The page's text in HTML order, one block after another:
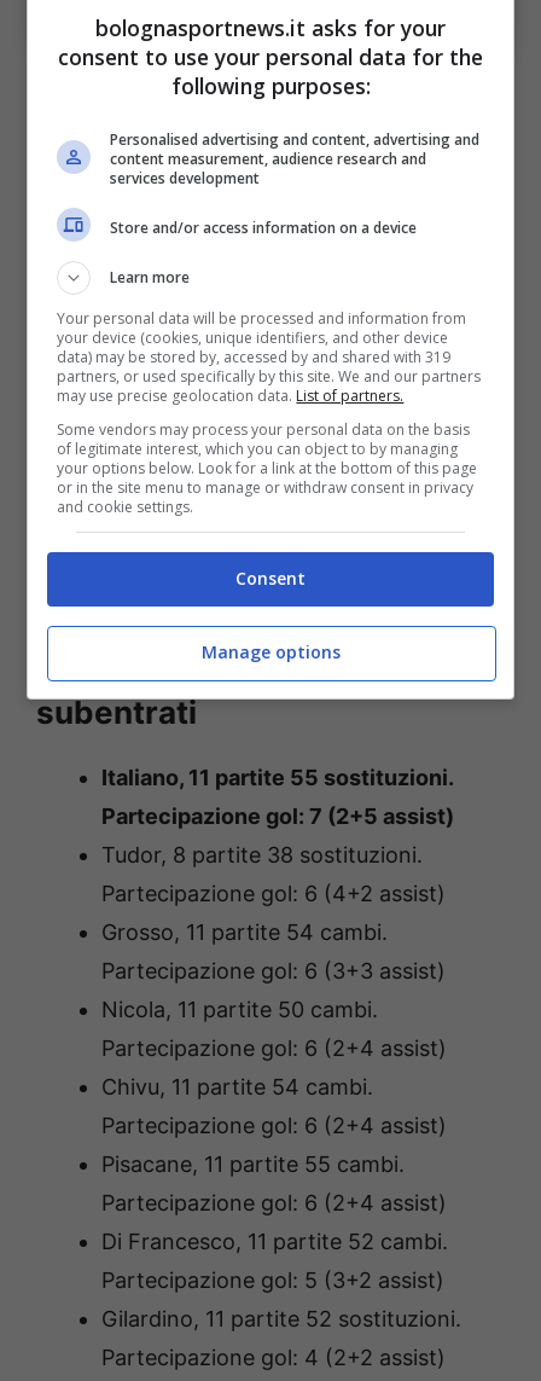
Sabattini/Getty Images Via OneFootball)
A testimonianza di ciò viene in aiuto un dato,
tecnico dellaSerie Aad incidere
maggiormente con i cambi. Infatti nelle prime
undici giornate di campionato, i cambi
effettuati dal tecnico dei felsinei sono stati
ben 55. Ne consegue che la partecipazione
attiva (gol o assist) dei subentrati è la più alta
dell’intero campionato (7, 2 gol e 5 assist). In
questa speciale statistica Italiano e il suo
Bologna hanno fatto meglio anche dell‘Inter
di Chivu, delMilan di Allegri
Conte.
Serie A: la top 10 per
partecipazione attiva con i
subentrati
Italiano, 11 partite 55 sostituzioni.
Partecipazione gol: 7 (2+5 assist)
Tudor, 8 partite 38 sostituzioni.
Partecipazione gol: 6 (4+2 assist)
Grosso, 11 partite 54 cambi.
Partecipazione gol: 6 (3+3 assist)
Nicola, 11 partite 50 cambi.
Partecipazione gol: 6 (2+4 assist)
Chivu, 11 partite 54 cambi.
Partecipazione gol: 6 (2+4 assist)
Pisacane, 11 partite 55 cambi.
Partecipazione gol: 6 (2+4 assist)
Di Francesco, 11 partite 52 cambi.
Partecipazione gol: 5 (3+2 assist)
Gilardino, 11 partite 52 sostituzioni.
Partecipazione gol: 4 (2+2 assist)
bolognasportnews.it asks for your
consent to use your personal data for the
following purposes:
Personalised advertising and content, advertising and
content measurement, audience research and
services development
Store and/or access information on a device
Learn more
Your personal data will be processed and information from
your device (cookies, unique identifiers, and other device
data) may be stored by, accessed by and shared with 319
partners, or used specifically by this site. We and our partners
may use precise geolocation data. List of partners.
Some vendors may process your personal data on the basis
of legitimate interest, which you can object to by managing
your options below. Look for a link at the bottom of this page
or in the site menu to manage or withdraw consent in privacy
and cookie settings.
Consent
Manage options